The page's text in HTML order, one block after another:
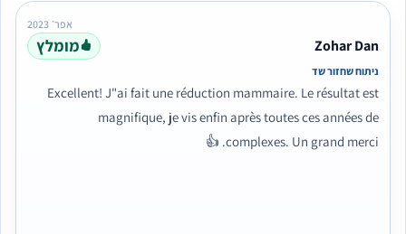
אפר׳ 2023
Zohar Dan מומלץ
ניתוח שחזור שד
Excellent! J"ai fait une réduction mammaire. Le résultat est
magnifique, je vis enfin après toutes ces années de
complexes. Un grand merci. 👍